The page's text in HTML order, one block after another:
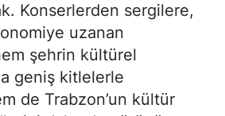
Konserlerden sergilere,
uzanan
şehrin kültürel
geniş kitlelerle
de Trabzon’un kültür